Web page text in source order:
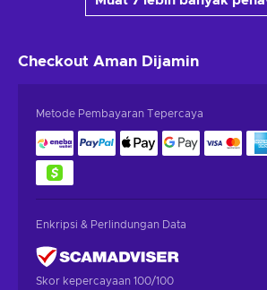
Checkout Aman Dijamin
Metode Pembayaran Tepercaya
Enkripsi & Perlindungan Data
Skor kepercayaan 100/100